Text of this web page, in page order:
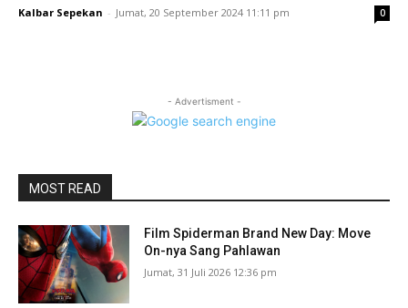
Kalbar Sepekan - Jumat, 20 September 2024 11:11 pm 0
- Advertisment -
MOST READ
Film Spiderman Brand New Day: Move
On-nya Sang Pahlawan
Jumat, 31 Juli 2026 12:36 pm